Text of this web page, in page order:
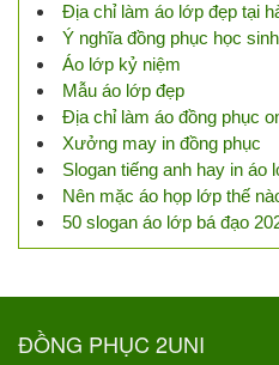
Địa chỉ làm áo lớp đẹp tại
Ý nghĩa đồng phục học sinh
Áo lớp kỷ niệm
Mẫu áo lớp đẹp
Địa chỉ làm áo đồng phục
Xưởng may in đồng phục
Slogan tiếng anh hay in áo
Nên mặc áo họp lớp thế
50 slogan áo lớp bá đạo
ĐỒNG PHỤC 2UNI